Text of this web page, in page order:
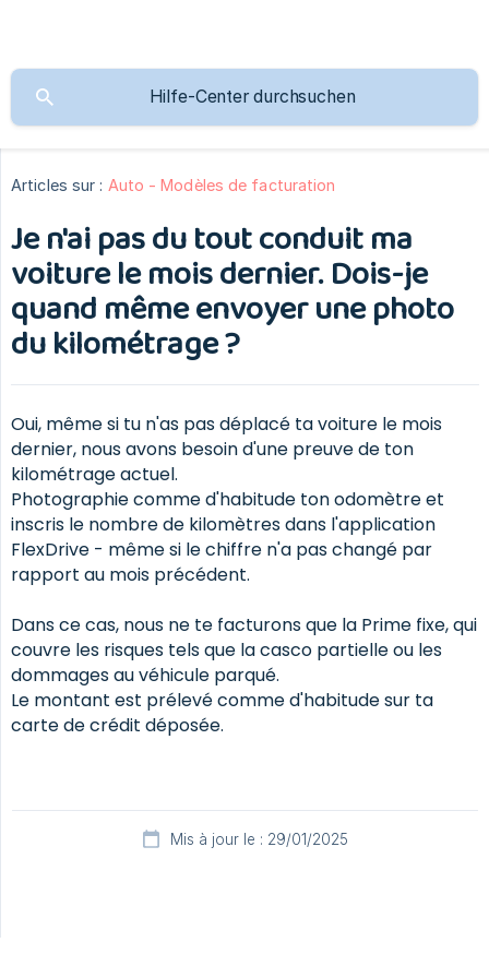
Articles sur : Auto - Modèles de facturation
Je n'ai pas du tout conduit ma
voiture le mois dernier. Dois-je
quand même envoyer une photo
du kilométrage ?
Oui, même si tu n'as pas déplacé ta voiture le mois
dernier, nous avons besoin d'une preuve de ton
kilométrage actuel.
Photographie comme d'habitude ton odomètre et
inscris le nombre de kilomètres dans l'application
FlexDrive - même si le chiffre n'a pas changé par
rapport au mois précédent.
Dans ce cas, nous ne te facturons que la Prime fixe, qui
couvre les risques tels que la casco partielle ou les
dommages au véhicule parqué.
Le montant est prélevé comme d'habitude sur ta
carte de crédit déposée.
Mis à jour le : 29/01/2025